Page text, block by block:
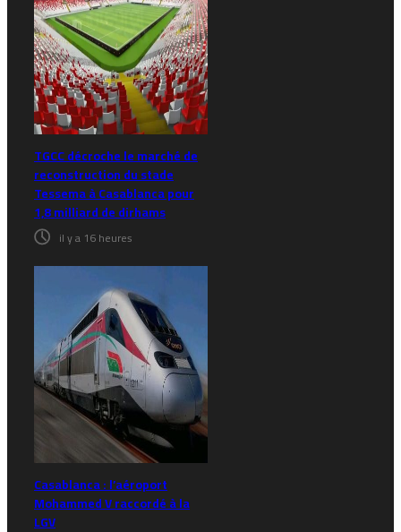
TGCC décroche le marché de
reconstruction du stade
Tessema à Casablanca pour
1,8 milliard de dirhams
il y a 16 heures
Casablanca : l’aéroport
Mohammed V raccordé à la
LGV